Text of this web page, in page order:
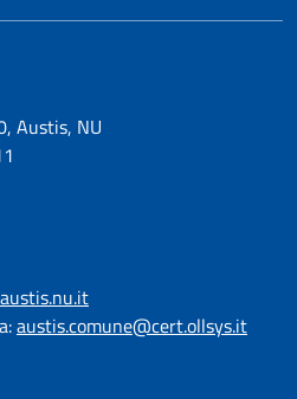
Austis, NU
austis.comune@cert.ollsys.it